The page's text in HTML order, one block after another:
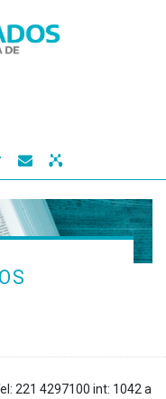
 
221 4297100 int: 1042 a